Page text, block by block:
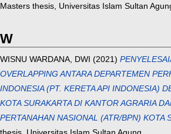
Masters thesis, Universitas Islam Sultan
W
WISNU WARDANA, DWI (2021)
OVERLAPPING ANTARA DEPARTEMEN
INDONESIA (PT. KERETA API INDONESIA)
KOTA SURAKARTA DI KANTOR AGRARIA
PERTANAHAN NASIONAL (ATR/BPN) KOTA